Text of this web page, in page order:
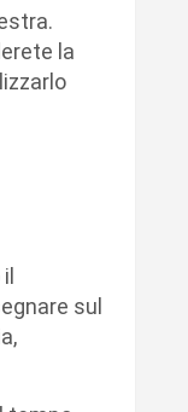
la
sul